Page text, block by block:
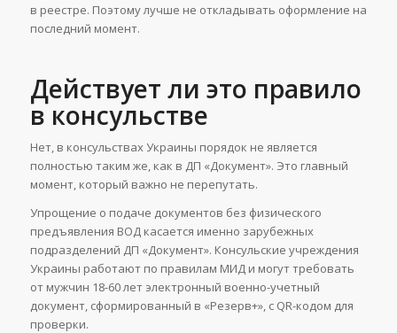
в реестре. Поэтому лучше не откладывать оформление на
последний момент.
Действует ли это правило
в консульстве
Нет, в консульствах Украины порядок не является
полностью таким же, как в ДП «Документ». Это главный
момент, который важно не перепутать.
Упрощение о подаче документов без физического
предъявления ВОД касается именно зарубежных
подразделений ДП «Документ». Консульские учреждения
Украины работают по правилам МИД и могут требовать
от мужчин 18-60 лет электронный военно-учетный
документ, сформированный в «Резерв+», с QR-кодом для
проверки.